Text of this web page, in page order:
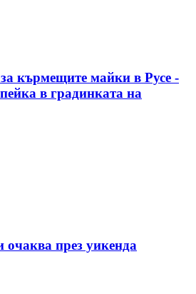
кърмещите майки в Русе -
в градинката на
очаква през уикенда